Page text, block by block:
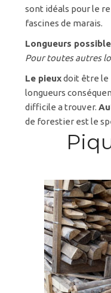
sont idéals pour le
fascines de marais.
Longueurs
Pour toutes autres
Le pieuxdoit être le
longueurs
difficile a trouver.
de forestier est le